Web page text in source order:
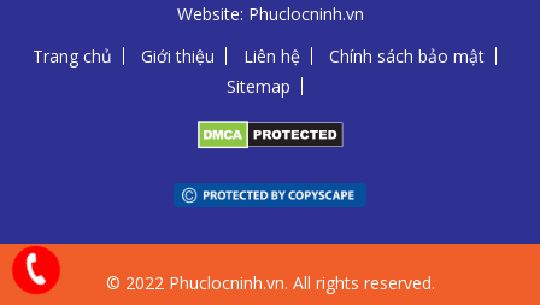
Website: Phuclocninh.vn
Trang chủ
Giới thiệu Liên hệ
Chính sách bảo mật
Sitemap
© 2022 Phuclocninh.vn. All rights reserved.